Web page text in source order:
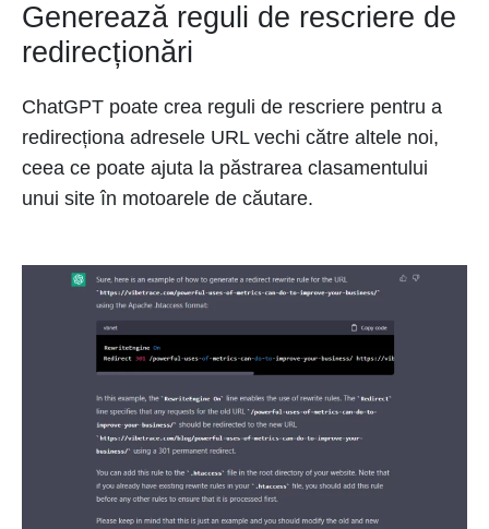
Generează reguli de rescriere de
redirecționări
ChatGPT poate crea reguli de rescriere pentru a
redirecționa adresele URL vechi către altele noi,
ceea ce poate ajuta la păstrarea clasamentului
unui site în motoarele de căutare.